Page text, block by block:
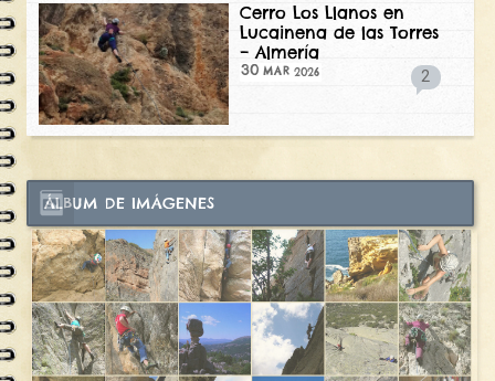
Cerro Los Llanos en
Lucainena de las Torres
– Almería
30 MAR 2026 2
ÁLBUM DE IMÁGENES